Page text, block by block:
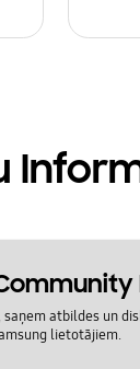
saņem atbildes un
lietotājiem.